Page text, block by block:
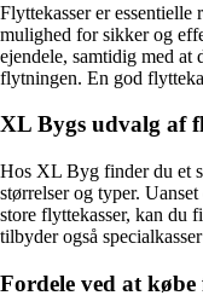
Flyttekasser er
mulighed for sikker og
ejendele, samtidig med at
flytningen. En god
XL Bygs udvalg af
Hos XL Byg finder du et
størrelser og typer.
store flyttekasser, kan du
tilbyder også
Fordele ved at